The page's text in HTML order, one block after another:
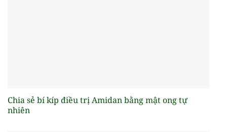
Chia sẻ bí kíp điều trị Amidan bằng mật ong tự
nhiên